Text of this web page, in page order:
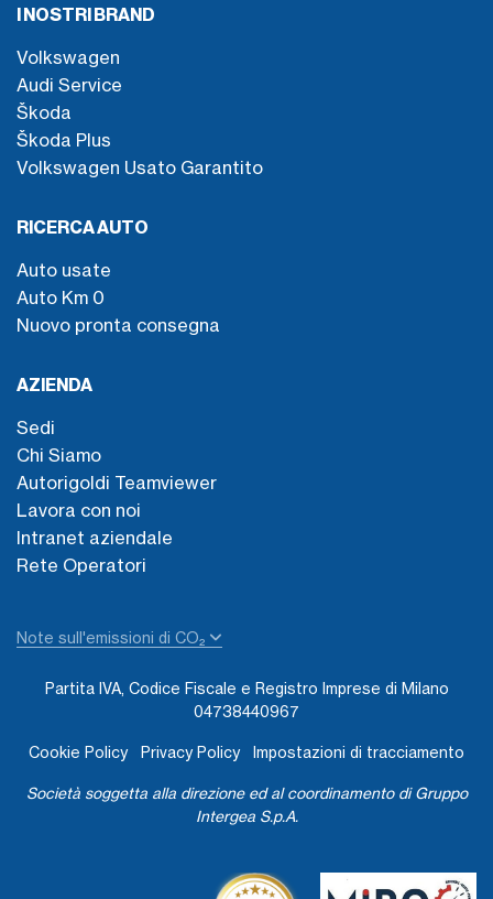
I NOSTRI BRAND
Volkswagen
Audi Service
Škoda
Škoda Plus
Volkswagen Usato Garantito
RICERCA AUTO
Auto usate
Auto Km 0
Nuovo pronta consegna
AZIENDA
Sedi
Chi Siamo
Autorigoldi Teamviewer
Lavora con noi
Intranet aziendale
Rete Operatori
Note sull'emissioni di CO₂
Partita IVA, Codice Fiscale e Registro Imprese di Milano
04738440967
Cookie Policy Privacy Policy Impostazioni di tracciamento
Società soggetta alla direzione ed al coordinamento di Gruppo
Intergea S.p.A.